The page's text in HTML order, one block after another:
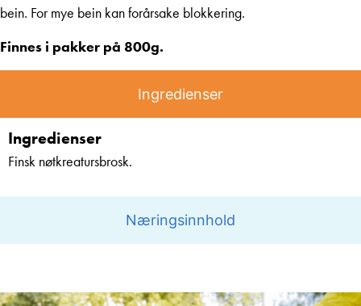
bein. For mye bein kan forårsake blokkering.
Finnes i pakker på 800g.
Ingredienser
Næringsinnhold
Ingredienser
Finsk nøtkreatursbrosk.